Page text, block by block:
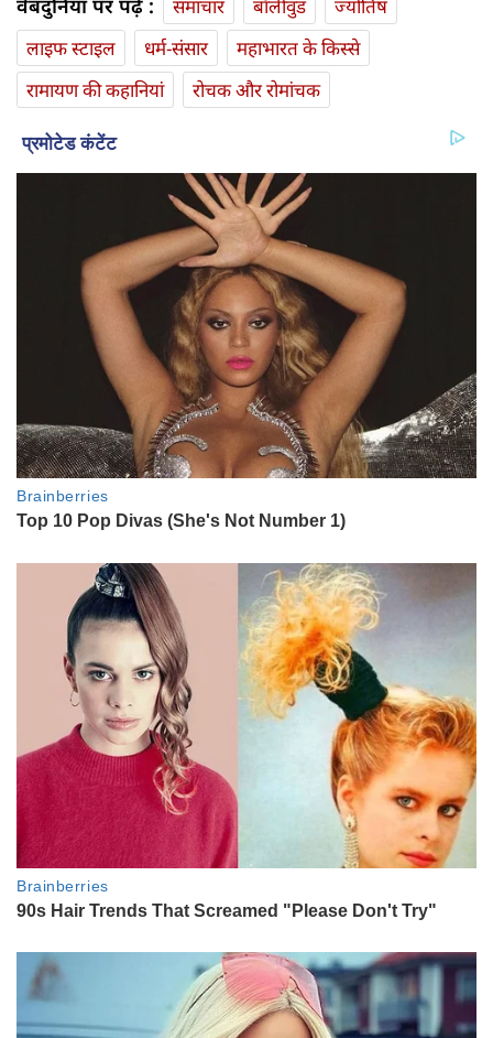
वेबदुनिया पर पढ़ें : समाचार बॉलीवुड
ज्योतिष
लाइफ स्‍टाइल
धर्म-संसार
महाभारत के किस्से
रामायण की कहानियां
रोचक और रोमांचक